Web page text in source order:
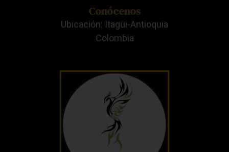
Conócenos
Ubicación: Itagüi-Antioquia
Colombia